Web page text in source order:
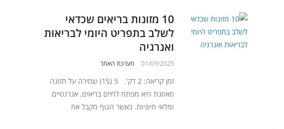
10 מזונות בריאים שכדאי
לשלב בתפריט היומי לבריאות
ואנרגיה
01/09/2025 מערכת האתר
זמן קריאה: 2 דק'. 5 (15) שמירה על תזונה
מאוזנת היא מפתח לחיים בריאים, אנרגטיים
ומלאי חיוניות. כאשר הגוף מקבל את